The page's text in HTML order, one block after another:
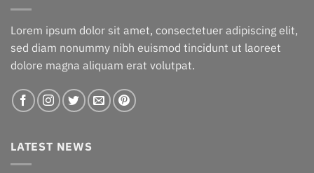
Lorem ipsum dolor sit amet, consectetuer adipiscing elit,
sed diam nonummy nibh euismod tincidunt ut laoreet
dolore magna aliquam erat volutpat.
LATEST NEWS